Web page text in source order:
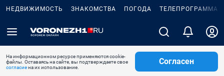
НЕДВИЖИМОСТЬ ЗНАКОМСТВА ПОГОДА ТЕЛЕПРОГРАММА
На информационном ресурсе применяются cookie-
файлы. Оставаясь на сайте, вы подтверждаете свое
согласиена их использование.
Согласен